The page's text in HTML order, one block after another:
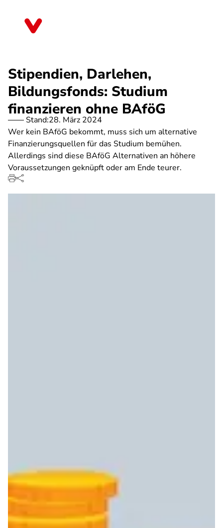
Stipendien, Darlehen,
Bildungsfonds: Studium
finanzieren ohne BAföG
Stand:28. März 2024
Wer kein BAföG bekommt, muss sich um alternative
Finanzierungsquellen für das Studium bemühen.
Allerdings sind diese BAföG Alternativen an höhere
Voraussetzungen geknüpft oder am Ende teurer.